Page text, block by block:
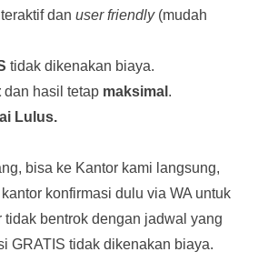
dan user friendly(mudah
tidak dikenakan biaya.
dan hasil tetap maksimal .
Lulus.
bisa ke Kantor kami langsung,
konfirmasi dulu via WA untuk
tidak bentrok dengan jadwal yang
GRATIS tidak dikenakan biaya.